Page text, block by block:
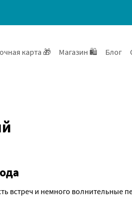
карта 🎁 Магазин 🛍️ Блог
встреч и немного волнительные